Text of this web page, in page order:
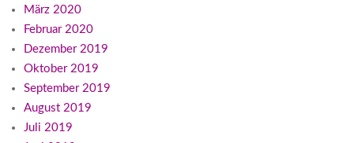
März 2020
Februar 2020
Dezember 2019
Oktober 2019
September 2019
August 2019
Juli 2019